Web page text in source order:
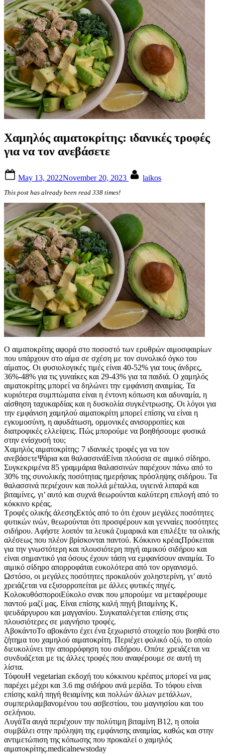
Χαμηλός αιματοκρίτης: ιδανικές τροφές
για να τον ανεβάσετε
on
May 13, 2022November 20, 2023 laikos
This post has already been read 338 times!
Ο αιματοκρίτης αφορά στο ποσοστό των ερυθρών αιμοσφαιρίων
που υπάρχουν στο αίμα σε σχέση με τον συνολικό όγκο του
αίματος. Οι φυσιολογικές τιμές είναι 40-52% για τους άνδρες,
36%-48% για τις γυναίκες και 29-43% για τα παιδιά. Ο χαμηλός
αιματοκρίτης μπορεί να δηλώνει την εμφάνιση αναιμίας. Τα
κυριότερα συμπτώματα είναι η έντονη κόπωση και αδυναμία, η
αίσθηση ταχυκαρδίας και η δυσκολία συγκέντρωσης. Οι λόγοι για
την εμφάνιση χαμηλού αιματοκρίτη μπορεί επίσης να είναι η
εγκυμοσύνη, η αφυδάτωση, ορμονικές ανισορροπίες και
διατροφικές ελλείψεις. Πώς μπορούμε να βοηθήσουμε φυσικά
στην ενίσχυσή του;
Χαμηλός αιματοκρίτης: 7 ιδανικές τροφές γα να τον
ανεβάσετεΨάρια και θαλασσινάΕίναι πλούσια σε αιμικό σίδηρο.
Συγκεκριμένα 85 γραμμάρια θαλασσινών παρέχουν πάνω από το
30% της συνολικής ποσότητας ημερήσιας πρόσληψης σιδήρου. Τα
θαλασσινά περιέχουν και πολλά μέταλλα, υγιεινά λιπαρά και
βιταμίνες, γι’ αυτό και συχνά θεωρούνται καλύτερη επιλογή από το
κόκκινο κρέας.
Τροφές ολικής άλεσηςΕκτός από το ότι έχουν μεγάλες ποσότητες
φυτικών ινών, θεωρούνται ότι προσφέρουν και γενναίες ποσότητες
σιδήρου. Αφήστε λοιπόν τα λευκά ζυμαρικά και επιλέξτε τα ολικής
αλέσεως που πλέον βρίσκονται παντού. Κόκκινο κρέαςΠρόκειται
για την γνωστότερη και πλουσιότερη πηγή αιμικού σιδήρου και
είναι σημαντικό για όσους έχουν τάση να εμφανίσουν αναιμία. Το
αιμικό σίδηρο απορροφάται ευκολότερα από τον οργανισμό.
Ωστόσο, οι μεγάλες ποσότητες προκαλούν χοληστερίνη, γι’ αυτό
χρειάζεται να εξισορροπείται με άλλες φυτικές πηγές.
ΚολοκυθόσποροιΕύκολο σνακ που μπορούμε να μεταφέρουμε
παντού μαζί μας. Είναι επίσης καλή πηγή βιταμίνης Κ,
ψευδάργυρου και μαγγανίου. Συγκαταλέγεται επίσης στις
πλουσιότερες σε μαγνήσιο τροφές.
ΑβοκάντοΤο αβοκάντο έχει ένα ξεχωριστό στοιχείο που βοηθά στο
ζήτημα του χαμηλού αιματοκρίτη. Περιέχει φολικό οξύ, το οποίο
διευκολύνει την απορρόφηση του σιδήρου. Οπότε χρειάζεται να
συνδυάζεται με τις άλλες τροφές που αναφέρουμε σε αυτή τη
λίστα.
ΤόφουΗ vegetarian εκδοχή του κόκκινου κρέατος μπορεί να μας
παρέχει μέχρι και 3.6 mg σιδήρου ανά μερίδα. Το τόφου είναι
επίσης καλή πηγή θειαμίνης και πολλών άλλων μετάλλων,
συμπεριλαμβανομένου του ασβεστίου, του μαγνησίου και του
σελήνιου.
ΑυγάΤα αυγά περιέχουν την πολύτιμη βιταμίνη Β12, η οποία
συμβάλει στην πρόληψη της εμφάνισης αναιμίας, καθώς και στην
αντιμετώπιση της κόπωσης που προκαλεί ο χαμηλός
αιματοκρίτης.medicalnewstoday